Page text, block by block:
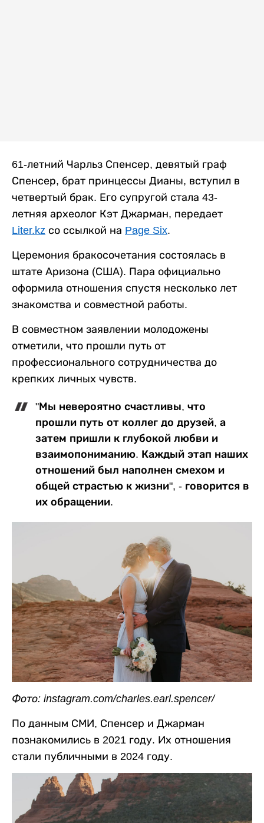
61-летний Чарльз Спенсер, девятый граф
Спенсер, брат принцессы Дианы, вступил в
четвертый брак. Его супругой стала 43-
летняя археолог Кэт Джарман, передает
Liter.kz со ссылкой на Page Six.
Церемония бракосочетания состоялась в
штате Аризона (США). Пара официально
оформила отношения спустя несколько лет
знакомства и совместной работы.
В совместном заявлении молодожены
отметили, что прошли путь от
профессионального сотрудничества до
крепких личных чувств.
"Мы невероятно счастливы, что
прошли путь от коллег до друзей, а
затем пришли к глубокой любви и
взаимопониманию. Каждый этап наших
отношений был наполнен смехом и
общей страстью к жизни", - говорится в
их обращении.
Фото: instagram.com/charles.earl.spencer/
По данным СМИ, Спенсер и Джарман
познакомились в 2021 году. Их отношения
стали публичными в 2024 году.